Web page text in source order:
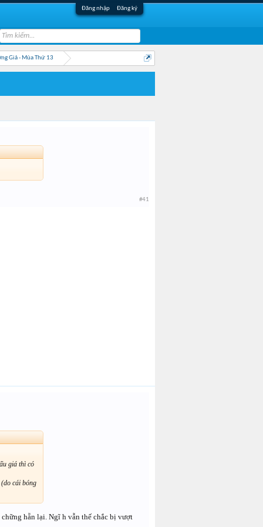
Đăng nhập Đăng ký
Giả - Mùa Thứ 13
#41
giá thì có
cái bóng
hẵn lại. Ngĩ h vẫn thế chắc bị vượt